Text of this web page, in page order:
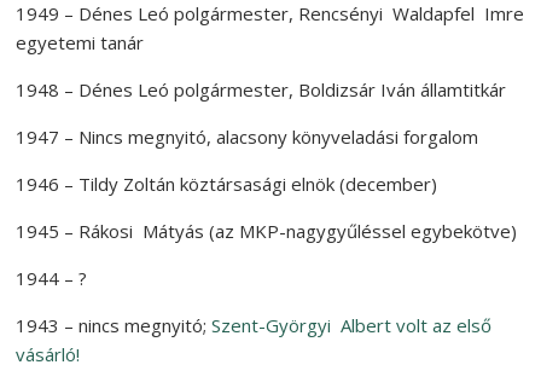
1949 – Dénes Leó polgármester, Rencsényi Waldapfel Imre
egyetemi tanár
1948 – Dénes Leó polgármester, Boldizsár Iván államtitkár
1947 – Nincs megnyitó, alacsony könyveladási forgalom
1946 – Tildy Zoltán köztársasági elnök (december)
1945 – Rákosi Mátyás (az MKP-nagygyűléssel egybekötve)
1944 – ?
1943 – nincs megnyitó;Szent-Györgyi Albert volt az első
vásárló!